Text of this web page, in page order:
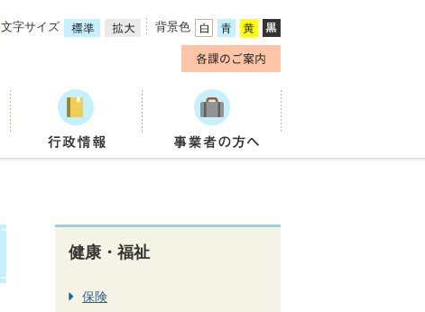
文字サイズ 背景色
健康・福祉
保険